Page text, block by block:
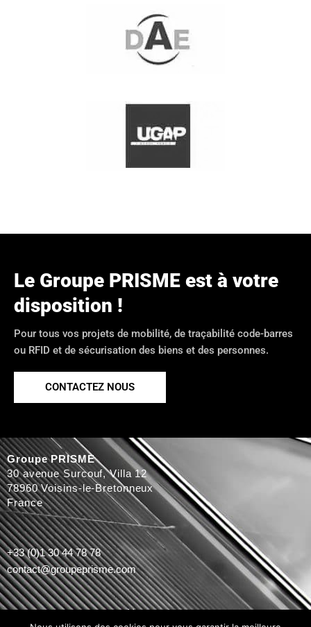
Le Groupe PRISME est à votre
disposition !
Pour tous vos projets de mobilité, de traçabilité code-barres
ou RFID et de sécurisation des biens et des personnes.
CONTACTEZ NOUS
Groupe PRISME
30 avenue Surcouf, Villa 12
78960 Voisins-le-Bretonneux
France
+33 (0)1 30 44 78 78
contact@groupeprisme.com
Nous suivre